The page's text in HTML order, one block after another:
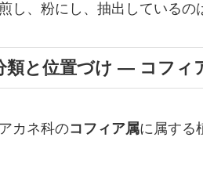
し、粉にし、抽出しているの
類と位置づけ ― コフィ
カネ科のコフィア属に属する